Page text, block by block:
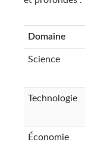
Domaine
Science
Technologie
Économie